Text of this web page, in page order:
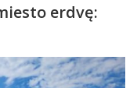
erdvę: